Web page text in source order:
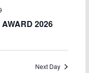
N
a
2026
Next Day